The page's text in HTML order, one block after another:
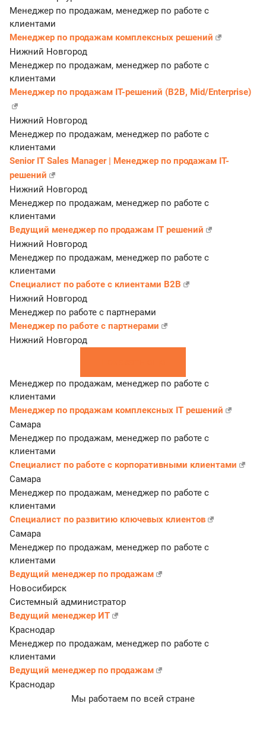
Менеджер по продажам, менеджер по работе с
клиентами
Менеджер по продажам комплексных решений
Нижний Новгород
Менеджер по продажам, менеджер по работе с
клиентами
Менеджер по продажам IT-решений (B2B, Mid/Enterprise)
Нижний Новгород
Менеджер по продажам, менеджер по работе с
клиентами
Senior IT Sales Manager | Менеджер по продажам IT-
решений
Нижний Новгород
Менеджер по продажам, менеджер по работе с
клиентами
Ведущий менеджер по продажам IT решений
Нижний Новгород
Менеджер по продажам, менеджер по работе с
клиентами
Специалист по работе с клиентами B2B
Нижний Новгород
Менеджер по работе с партнерами
Менеджер по работе с партнерами
Нижний Новгород
Менеджер по продажам, менеджер по работе с
клиентами
Менеджер по продажам комплексных IT решений
Самара
Менеджер по продажам, менеджер по работе с
клиентами
Специалист по работе с корпоративными клиентами
Самара
Менеджер по продажам, менеджер по работе с
клиентами
Специалист по развитию ключевых клиентов
Самара
Менеджер по продажам, менеджер по работе с
клиентами
Ведущий менеджер по продажам
Новосибирск
Системный администратор
Ведущий менеджер ИТ
Краснодар
Менеджер по продажам, менеджер по работе с
клиентами
Ведущий менеджер по продажам
Краснодар
Мы работаем по всей стране